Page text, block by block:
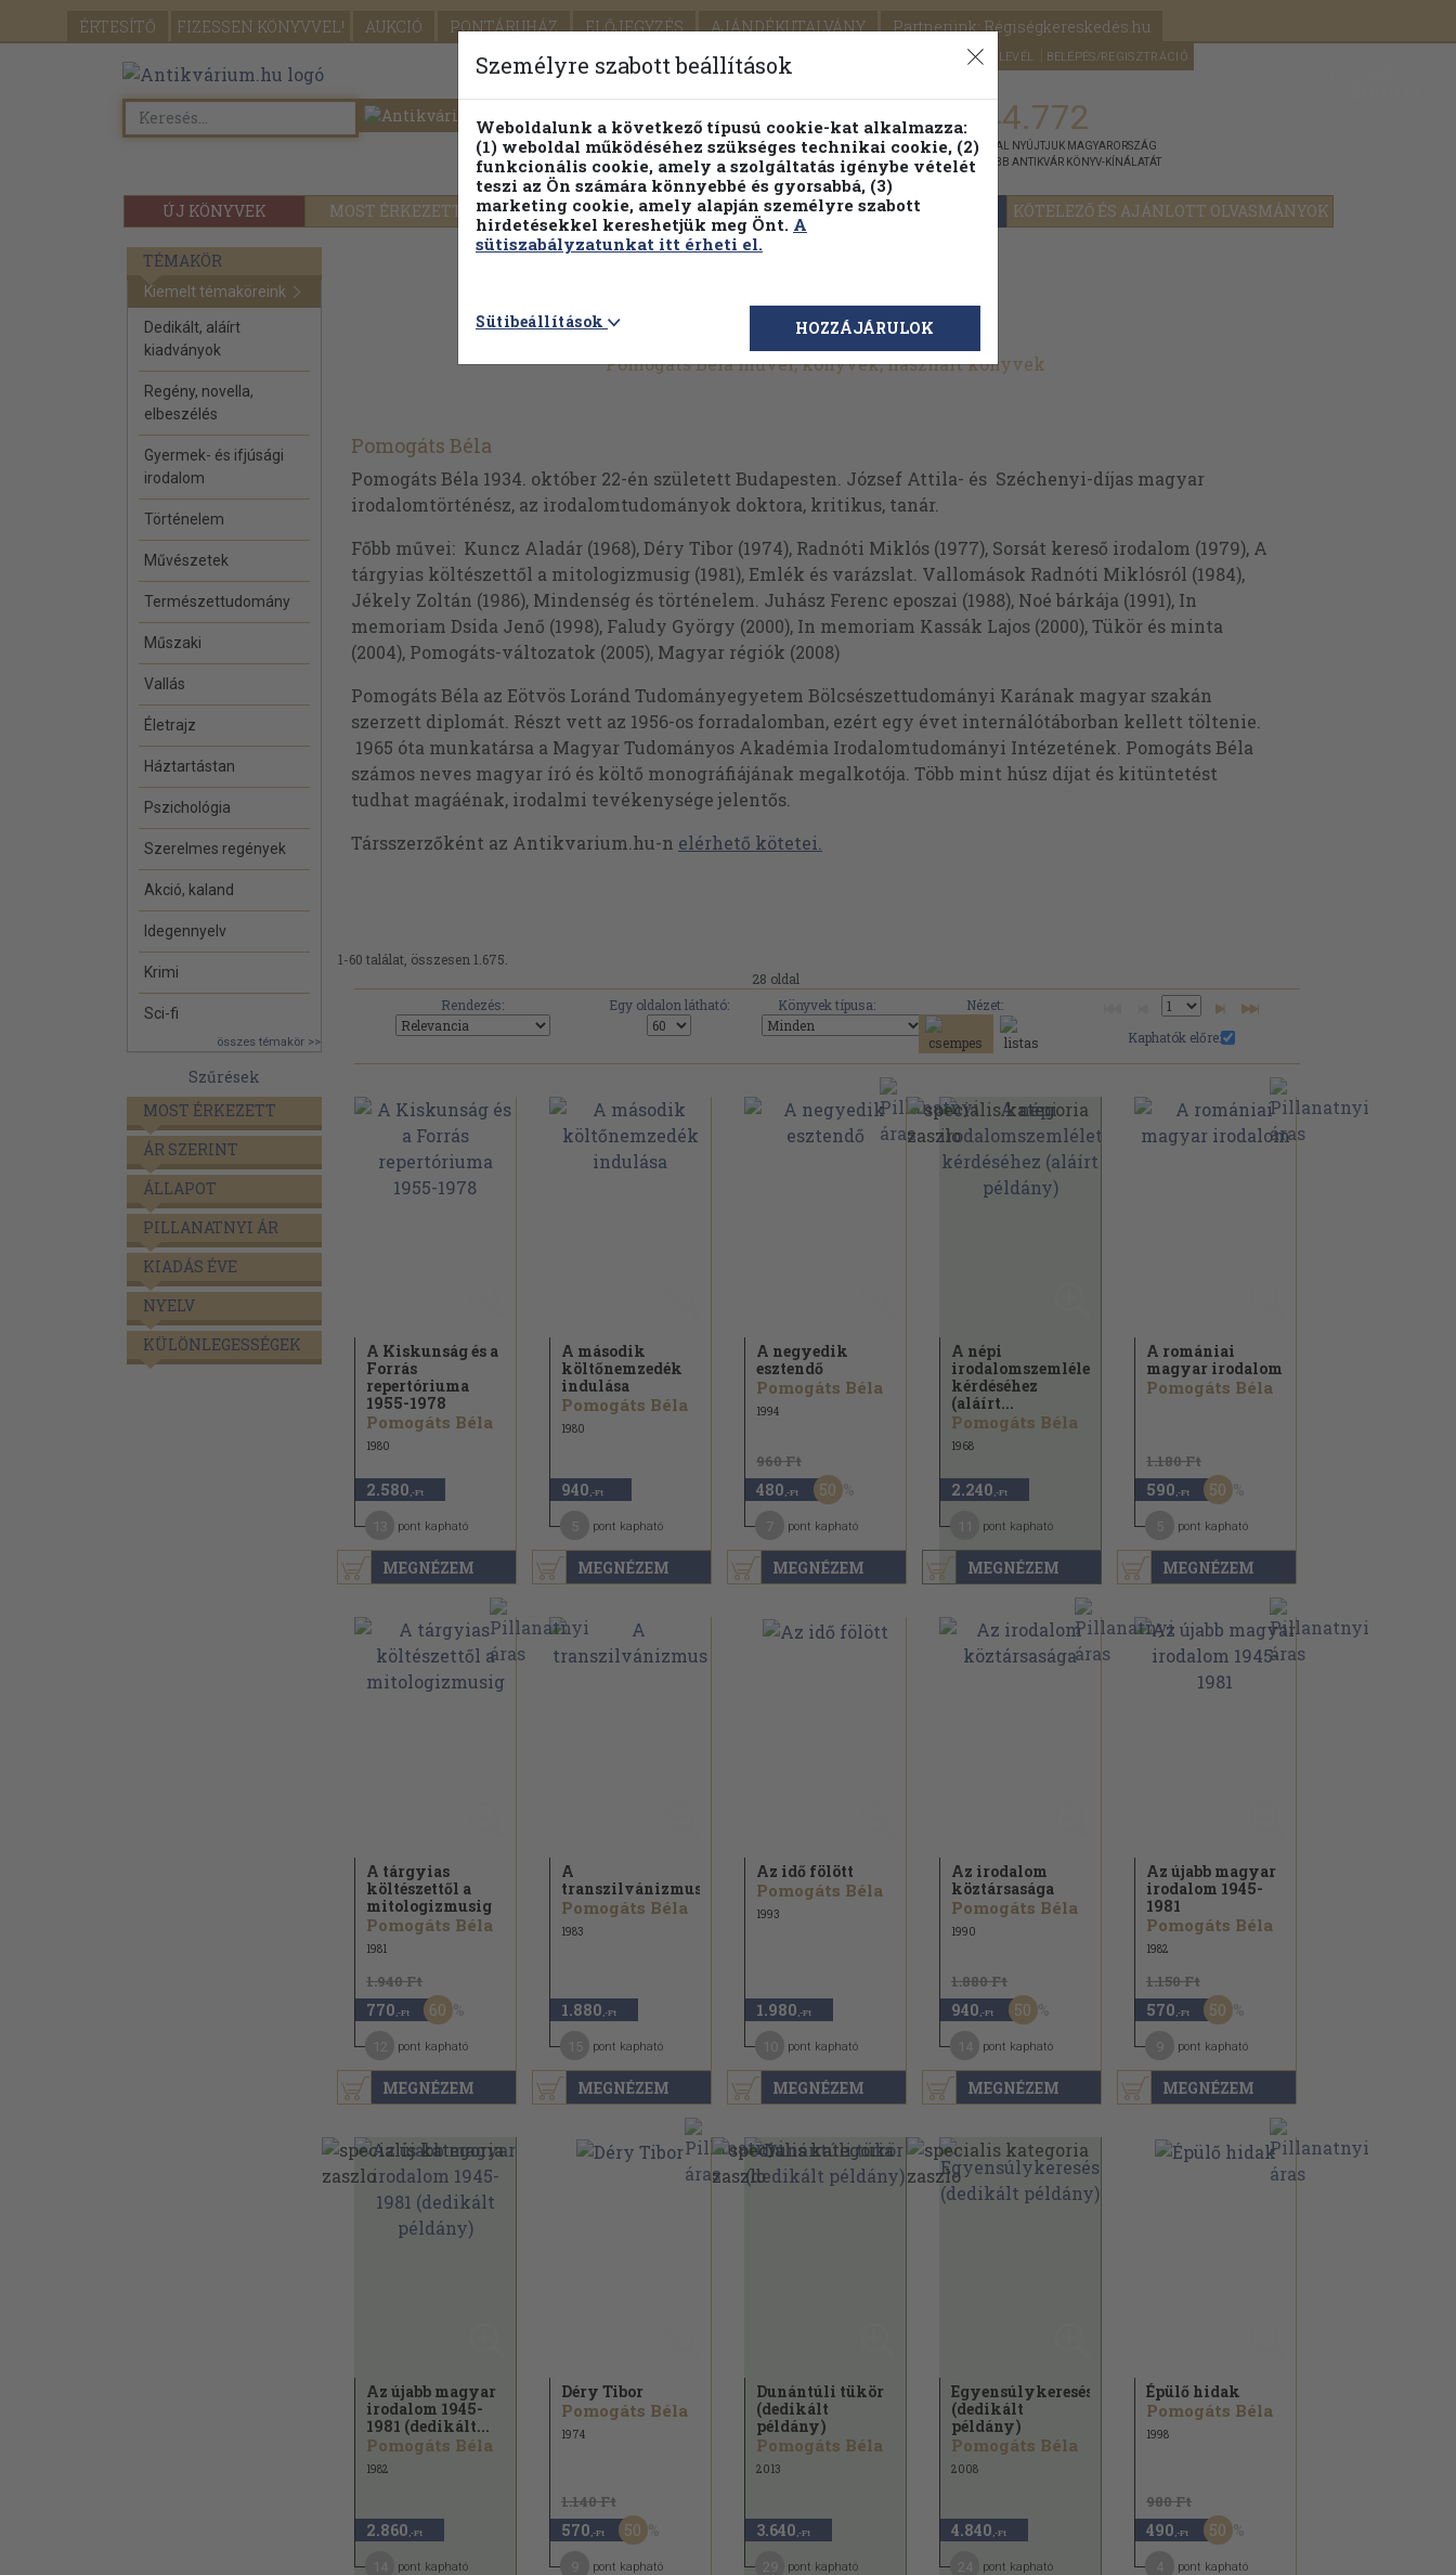
ÉRTESÍTŐ FIZESSEN KÖNYVVEL! AUKCIÓ PONTÁRUHÁZ ELŐJEGYZÉS AJÁNDÉKUTALVÁNY Partnerünk: Régiségkereskedés.hu
SEGÍTSÉG HÍRLEVÉL BELÉPÉS/REGISZTRÁCIÓ
ÚJ KÖNYVEK MOST ÉRKEZETT PILLANATNYI ÁRAINK FENNTARTHATÓ OLVASMÁNYOK KÖTELEZŐ ÉS AJÁNLOTT OLVASMÁNYOK
Részletes kereső Témaköri fa 1.144.772
KIADVÁNNYAL NYÚJTJUK MAGYARORSZÁG
LEGNAGYOBB ANTIKVÁR KÖNYV-KÍNÁLATÁT
TÉMAKÖR
Kiemelt témaköreink
Dedikált, aláírt
kiadványok
Regény, novella,
elbeszélés
Gyermek- és ifjúsági
irodalom
Történelem
Művészetek
Természettudomány
Műszaki
Vallás
Életrajz
Háztartástan
Pszichológia
Szerelmes regények
Akció, kaland
Idegennyelv
Krimi
Sci-fi
összes témakör >>
Szűrések
MOST ÉRKEZETT
ÁR SZERINT
ÁLLAPOT
PILLANATNYI ÁR
KIADÁS ÉVE
NYELV
KÜLÖNLEGESSÉGEK
Pomogáts Béla művei, könyvek, használt könyvek
Pomogáts Béla
Pomogáts Béla 1934. október 22-én született Budapesten. József Attila- és Széchenyi-díjas magyar
irodalomtörténész, az irodalomtudományok doktora, kritikus, tanár.
Főbb művei: Kuncz Aladár (1968), Déry Tibor (1974), Radnóti Miklós (1977), Sorsát kereső irodalom (1979), A
tárgyias költészettől a mitologizmusig (1981), Emlék és varázslat. Vallomások Radnóti Miklósról (1984),
Jékely Zoltán (1986), Mindenség és történelem. Juhász Ferenc eposzai (1988), Noé bárkája (1991), In
memoriam Dsida Jenő (1998), Faludy György (2000), In memoriam Kassák Lajos (2000), Tükör és minta
(2004), Pomogáts-változatok (2005), Magyar régiók (2008)
Pomogáts Béla az Eötvös Loránd Tudományegyetem Bölcsészettudományi Karának magyar szakán
szerzett diplomát. Részt vett az 1956-os forradalomban, ezért egy évet internálótáborban kellett töltenie.
1965 óta munkatársa a Magyar Tudományos Akadémia Irodalomtudományi Intézetének. Pomogáts Béla
számos neves magyar író és költő monográfiájának megalkotója. Több mint húsz díjat és kitüntetést
tudhat magáénak, irodalmi tevékenysége jelentős.
Társszerzőként az Antikvarium.hu-n elérhető kötetei.
1-60 találat, összesen 1.675.
28 oldal
Rendezés:
Egy oldalon látható: Könyvek típusa:
Nézet:
Kaphatók előre:
MEGNÉZEM
A Kiskunság és a
Forrás
repertóriuma
1955-1978
Pomogáts Béla
1980
2.580 ,-Ft
pont kapható
MEGNÉZEM
A második
költőnemzedék
indulása
Pomogáts Béla
1980
940 ,-Ft
pont kapható
MEGNÉZEM
A negyedik
esztendő
Pomogáts Béla
1994
960 Ft
480 ,-Ft 50
pont kapható
MEGNÉZEM
A népi
irodalomszemlélet
kérdéséhez
(aláírt...
Pomogáts Béla
1968
2.240 ,-Ft
pont kapható
MEGNÉZEM
A romániai
magyar irodalom
Pomogáts Béla
1.180 Ft
590 ,-Ft 50
pont kapható
MEGNÉZEM
A tárgyias
költészettől a
mitologizmusig
Pomogáts Béla
1981
1.940 Ft
770 ,-Ft 60
pont kapható
MEGNÉZEM
A
transzilvánizmus
Pomogáts Béla
1983
1.880 ,-Ft
pont kapható
MEGNÉZEM
Az idő fölött
Pomogáts Béla
1993
1.980 ,-Ft
pont kapható
MEGNÉZEM
Az irodalom
köztársasága
Pomogáts Béla
1990
1.880 Ft
940 ,-Ft 50
pont kapható
MEGNÉZEM
Az újabb magyar
irodalom 1945-
1981
Pomogáts Béla
1982
1.150 Ft
570 ,-Ft 50
pont kapható
Az újabb magyar
irodalom 1945-
1981 (dedikált...
Pomogáts Béla
1982
2.860 ,-Ft
pont kapható
Déry Tibor
Pomogáts Béla
1974
1.140 Ft
570 ,-Ft 50
pont kapható
Dunántúli tükör
(dedikált
példány)
Pomogáts Béla
2013
3.640 ,-Ft
pont kapható
Egyensúlykeresés
(dedikált
példány)
Pomogáts Béla
2008
4.840 ,-Ft
pont kapható
Épülő hidak
Pomogáts Béla
1998
980 Ft
490 ,-Ft 50
pont kapható
Személyre szabott beállítások
Weboldalunk a következő típusú cookie-kat alkalmazza:
(1) weboldal működéséhez szükséges technikai cookie, (2)
funkcionális cookie, amely a szolgáltatás igénybe vételét
teszi az Ön számára könnyebbé és gyorsabbá, (3)
marketing cookie, amely alapján személyre szabott
hirdetésekkel kereshetjük meg Önt. A
sütiszabályzatunkat itt érheti el.
Sütibeállítások HOZZÁJÁRULOK